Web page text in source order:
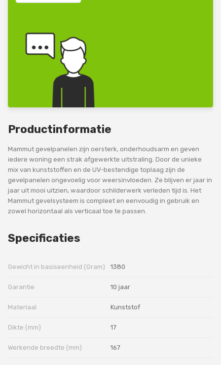
Productinformatie
Mammut gevelpanelen zijn oersterk, onderhoudsarm en geven
iedere woning een strak afgewerkte uitstraling. Door de unieke
mix van kunststoffen en de UV-bestendige toplaag zijn de
gevelpanelen ongevoelig voor weersinvloeden. Ze blijven er jaar in
jaar uit mooi uitzien, waardoor schilderwerk verleden tijd is. Het
Mammut gevelsysteem is compleet en eenvoudig in gebruik en
zowel horizontaal als verticaal toe te passen.
Specificaties
Gewicht in basiseenheid (Gram) 1380
Garantie 10 jaar
Materiaal Kunststof
Dikte (mm) 17
Werkende breedte (mm) 167